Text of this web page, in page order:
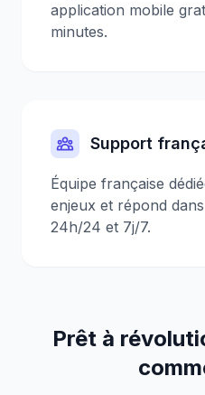
application mobile
minutes.
Support
Équipe française
enjeux et répond
24h/24 et 7j/7.
Prêt à